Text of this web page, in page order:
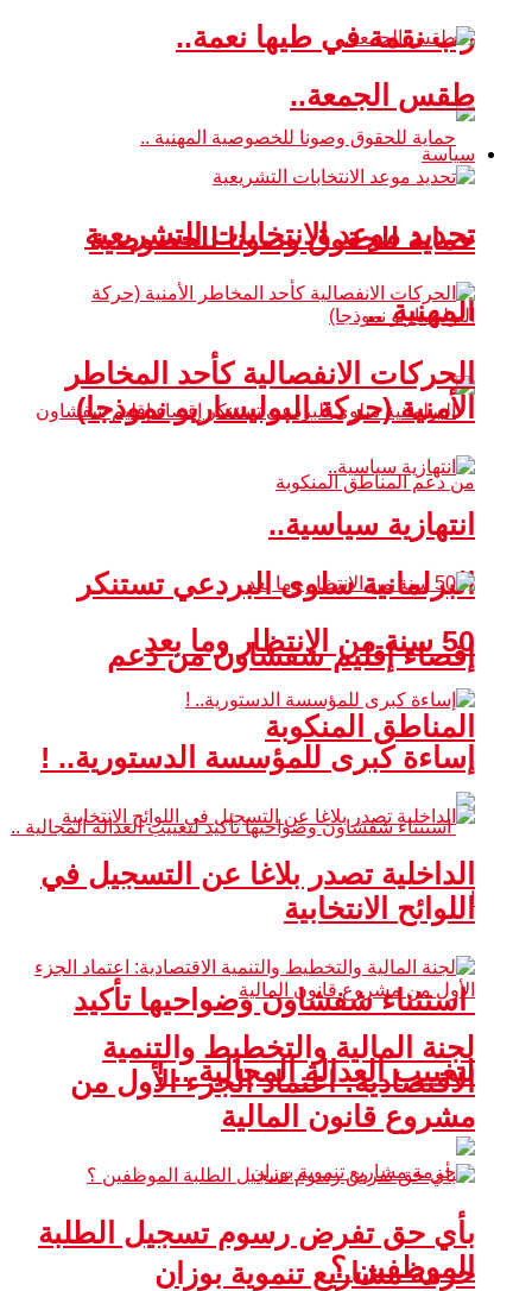
رب نقمة في طيها نعمة..
حماية للحقوق وصونا للخصوصية
المهنية ..
البرلمانية سلوى البردعي تستنكر
إقصاء إقليم شفشاون من دعم
المناطق المنكوبة
استثناء شفشاون وضواحيها تأكيد
لتغييب العدالة المجالية .. !
حزمة مشاريع تنموية بوزان
طقس الجمعة..
سياسة
تحديد موعد الانتخابات التشريعية
الحركات الانفصالية كأحد المخاطر
الأمنية (حركة البوليساريو نموذجا)
انتهازية سياسية..
50 سنة من الانتظار وما بعد
إساءة كبرى للمؤسسة الدستورية.. !
الداخلية تصدر بلاغا عن التسجيل في
اللوائح الانتخابية
لجنة المالية والتخطيط والتنمية
الاقتصادية: اعتماد الجزء الأول من
مشروع قانون المالية
بأي حق تفرض رسوم تسجيل الطلبة
الموظفين ؟